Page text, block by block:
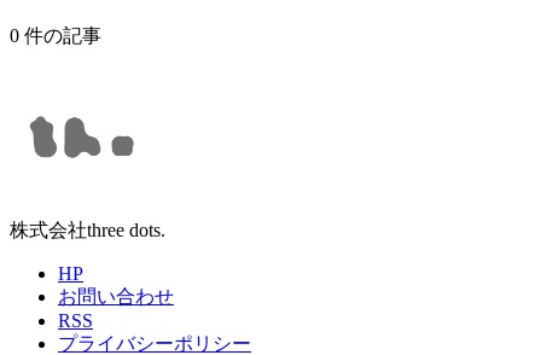
0 件の記事
株式会社three dots.
HP
お問い合わせ
RSS
プライバシーポリシー